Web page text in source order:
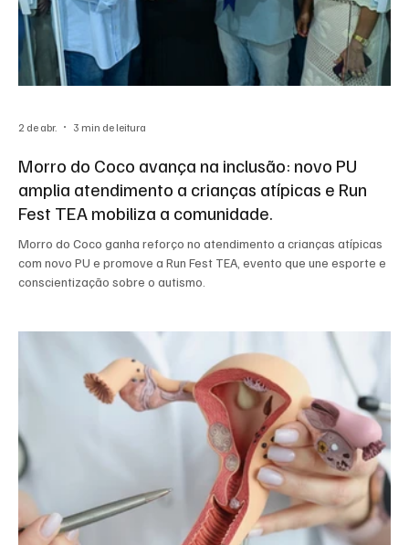
Morro do Coco avança na inclusão: novo PU
amplia atendimento a crianças atípicas e Run
Fest TEA mobiliza a comunidade.
Morro do Coco ganha reforço no atendimento a crianças atípicas
com novo PU e promove a Run Fest TEA, evento que une esporte e
conscientização sobre o autismo.
2 de abr. 3 min de leitura